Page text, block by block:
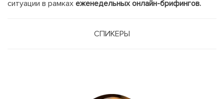
ситуации в рамках еженедельных онлайн-брифингов.
СПИКЕРЫ